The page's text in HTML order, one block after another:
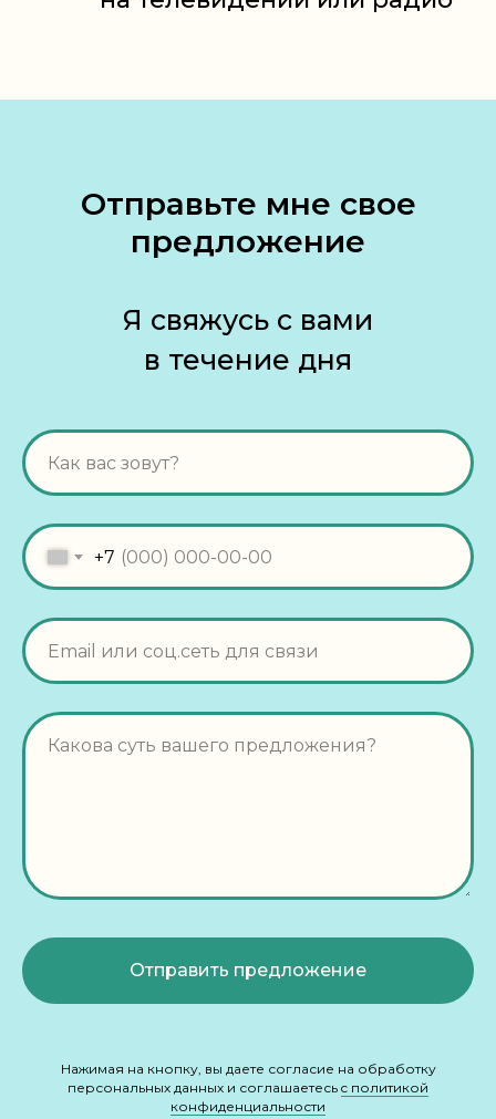
Отправьте мне свое
предложение
Я свяжусь с вами
в течение дня
+7
Отправить предложение
Нажимая на кнопку, вы даете согласие на обработку
персональных данных и соглашаетесь c политикой
конфиденциальности